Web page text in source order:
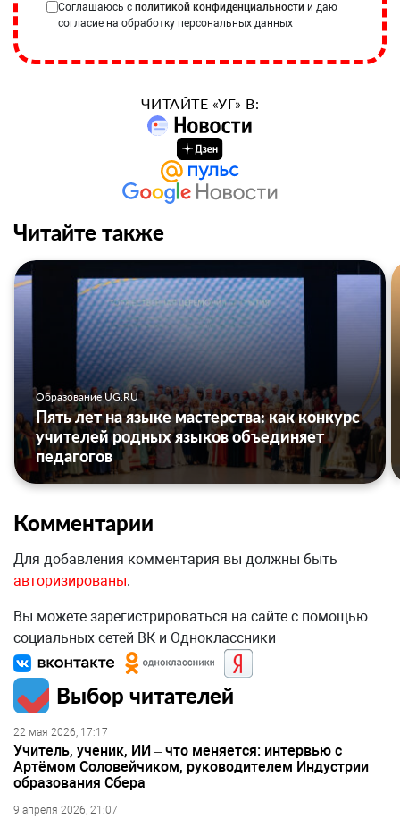
Соглашаюсь с политикой конфиденциальности и даю
согласие на обработку персональных данных
ЧИТАЙТЕ «УГ» В:
Читайте также
Образование UG.RU
Пять лет на языке мастерства: как конкурс
учителей родных языков объединяет
педагогов
Комментарии
Для добавления комментария вы должны быть
авторизированы.
Вы можете зарегистрироваться на сайте с помощью
социальных сетей ВК и Одноклассники
Выбор читателей
22 мая 2026, 17:17
Учитель, ученик, ИИ – что меняется: интервью с
Артёмом Соловейчиком, руководителем Индустрии
образования Сбера
9 апреля 2026, 21:07